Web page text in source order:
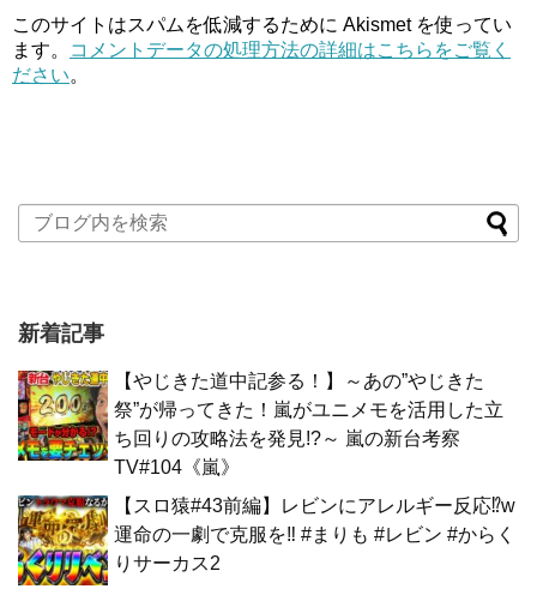
このサイトはスパムを低減するために Akismet を使ってい
ます。
コメントデータの処理方法の詳細はこちらをご覧く
ださい。
新着記事
【やじきた道中記参る！】～あの”やじきた
祭”が帰ってきた！嵐がユニメモを活用した立
ち回りの攻略法を発見!?～ 嵐の新台考察
TV#104《嵐》
【スロ猿#43前編】レビンにアレルギー反応⁉w
運命の一劇で克服を‼ #まりも #レビン #からく
りサーカス2